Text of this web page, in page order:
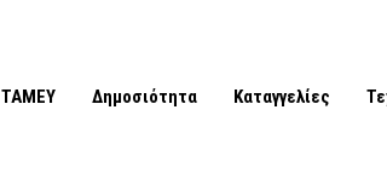
ΤΑΜΕΥ Δημοσιότητα Καταγγελίες